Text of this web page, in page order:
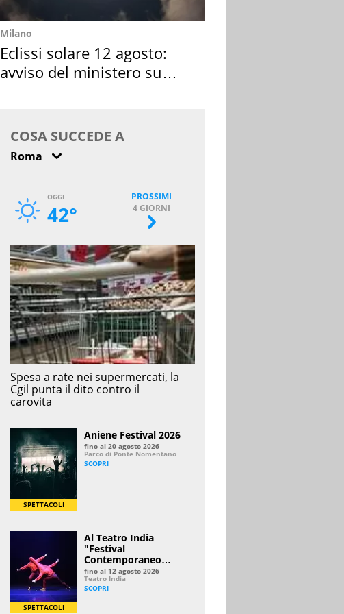
Milano
Eclissi solare 12 agosto:
avviso del ministero su